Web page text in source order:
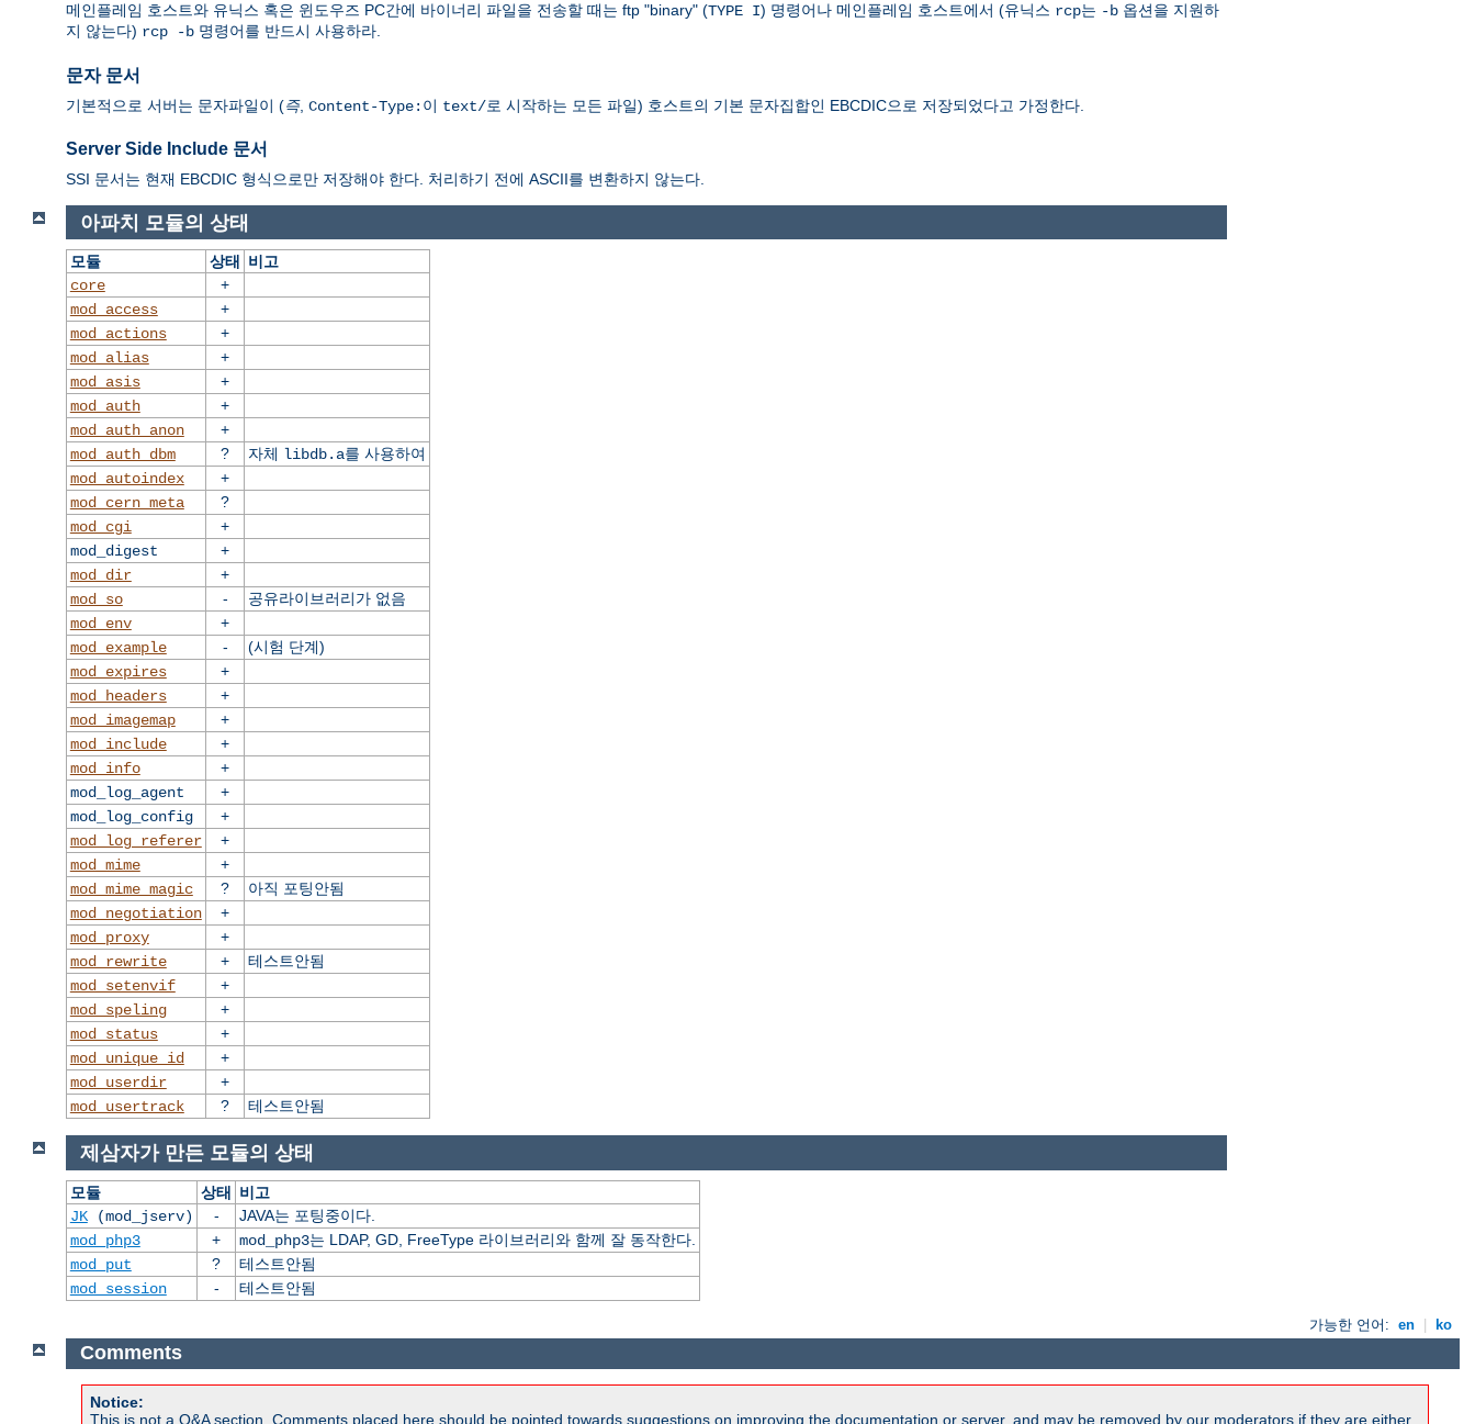
메인플레임 호스트와 유닉스 혹은 윈도우즈 PC간에 바이너리 파일을 전송할 때는 ftp "binary" (TYPE I) 명령어나 메인플레임 호스트에서 (유닉스 rcp는 -b 옵션을 지원하
지 않는다) rcp -b 명령어를 반드시 사용하라.
문자 문서
기본적으로 서버는 문자파일이 (즉, Content-Type: 이 text/로 시작하는 모든 파일) 호스트의 기본 문자집합인 EBCDIC으로 저장되었다고 가정한다.
Server Side Include 문서
SSI 문서는 현재 EBCDIC 형식으로만 저장해야 한다. 처리하기 전에 ASCII를 변환하지 않는다.
아파치 모듈의 상태
모듈 상태
비고
core
+
mod_access
+
mod_actions
+
mod_alias
+
mod_asis
+
mod_auth
+
mod_auth_anon
+
mod_auth_dbm
? 자체 libdb.a를 사용하여
mod_autoindex
+
mod_cern_meta
?
mod_cgi
+
mod_digest
+
mod_dir
+
mod_so
-
공유라이브러리가 없음
mod_env
+
mod_example
-
(시험 단계)
mod_expires
+
mod_headers
+
mod_imagemap
+
mod_include
+
mod_info
+
mod_log_agent
+
mod_log_config
+
mod_log_referer
+
mod_mime
+
mod_mime_magic
?
아직 포팅안됨
mod_negotiation
+
mod_proxy
+
mod_rewrite
+
테스트안됨
mod_setenvif
+
mod_speling
+
mod_status
+
mod_unique_id
+
mod_userdir
+
mod_usertrack
? 테스트안됨
제삼자가 만든 모듈의 상태
모듈 상태 비고
JK(mod_jserv) -
JAVA는 포팅중이다.
mod_php3
+ mod_php3는 LDAP, GD, FreeType 라이브러리와 함께 잘 동작한다.
mod_put
?
테스트안됨
mod_session
- 테스트안됨
가능한 언어: en | ko
Comments
Notice:
This is not a Q&A section. Comments placed here should be pointed towards suggestions on improving the documentation or server, and may be removed by our moderators if they are either